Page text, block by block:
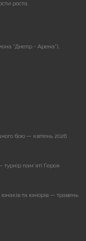
роста.
"Днепр - Арена"),
бою — квітень 2026
пам’яті Героя
та юніорів — травень